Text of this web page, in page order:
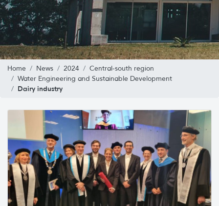
Home News 2024
Central-south region
Water Engineering and Sustainable Development
Dairy industry